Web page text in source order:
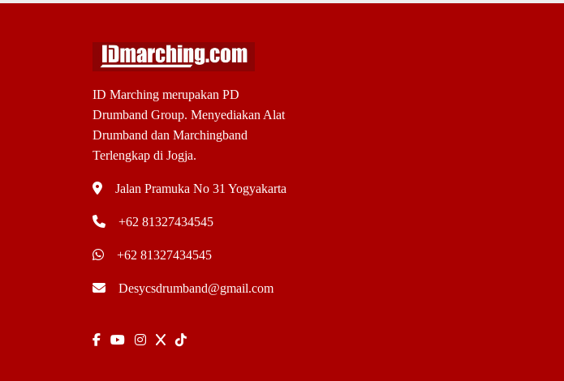
ID Marching merupakan PD
Drumband Group. Menyediakan Alat
Drumband dan Marchingband
Terlengkap di Jogja.
Jalan Pramuka No 31 Yogyakarta
+62 81327434545
+62 81327434545
Desycsdrumband@gmail.com